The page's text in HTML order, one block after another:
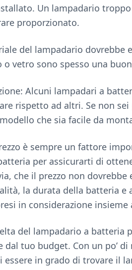
Un lampadario
proporzionato.
del lampadario dovrebbe
vetro sono spesso una
Alcuni lampadari a
rispetto ad altri. Se non
che sia facile da
è sempre un fattore
per assicurarti di
che il prezzo non dovrebbe
la durata della batteria
in considerazione insieme
del lampadario a batteria
dal tuo budget. Con un po’
essere in grado di trovare il